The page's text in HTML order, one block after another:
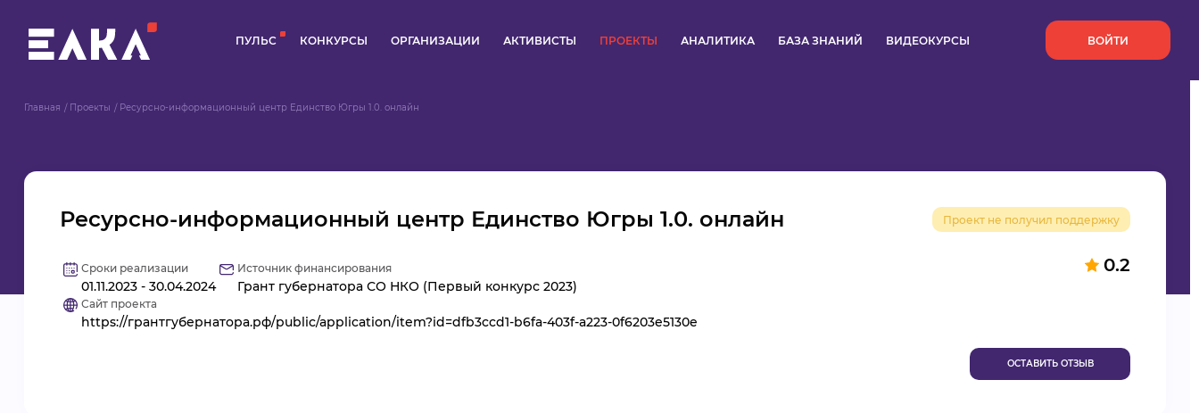
ПУЛЬС КОНКУРСЫ ОРГАНИЗАЦИИ АКТИВИСТЫ ПРОЕКТЫ АНАЛИТИКА БАЗА ЗНАНИЙ ВИДЕОКУРСЫ ВОЙТИ
ПРОЕКТЫ
АНАЛИТИКА
Главная Проекты Ресурсно-информационный центр Единство Югры 1.0. онлайн
Ресурсно-информационный центр Единство Югры 1.0. онлайн Проект не получил поддержку
0.2
Сроки реализации
01.11.2023 - 30.04.2024
Источник финансирования
Грант губернатора СО НКО (Первый конкурс 2023)
Сайт проекта
https://грантгубернатора.рф/public/application/item?id=dfb3ccd1-b6fa-403f-a223-0f6203e5130e
ОСТАВИТЬ ОТЗЫВ